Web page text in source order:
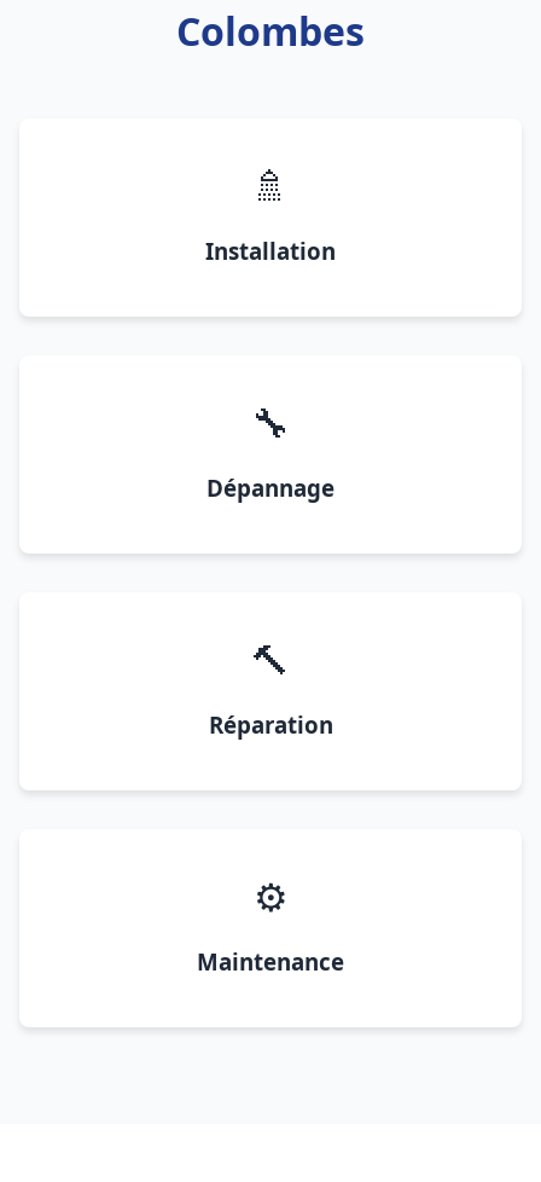
Colombes
🚿
Installation
🔧
Dépannage
🔨
Réparation
⚙️
Maintenance